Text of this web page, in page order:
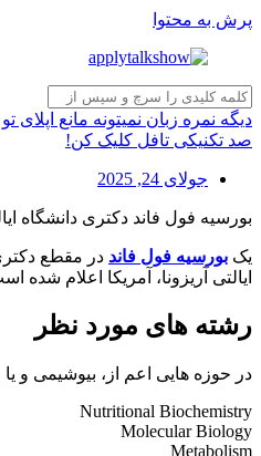
پرش به محتوا
دیگه نمره زبان نمیتونه مانع
صد تکنیکی تافل کلیک کن!
جولای 24, 2025
بورسیه فول فاند دکتری دانشگاه
یک بورسیه فول فاند
ایالتی آریزونا، آمریکا اعلام شده
رشته های مورد نظر
در حوزه هایی اعم از، بیوشیمی و یا
Nutritional Biochemistry
Molecular Biology
Metabolism